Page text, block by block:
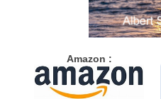
Amazon :